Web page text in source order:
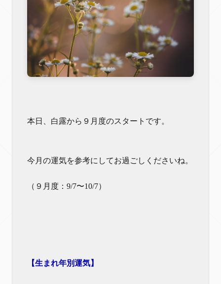
本日、白露から９月度のスタートです。
今月の運気を参考にしてお過ごしくださいね。
（９月度：9/7〜10/7）
【生まれ年別運気】